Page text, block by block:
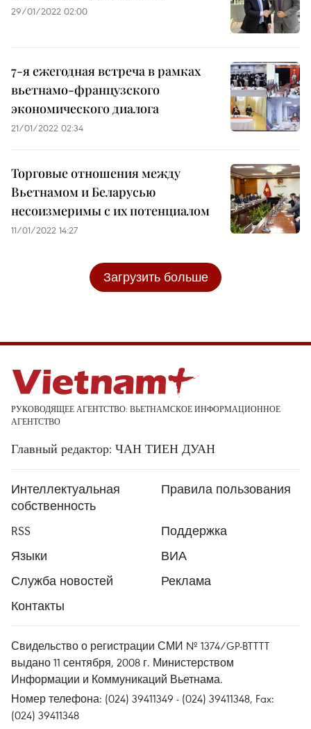
29/01/2022 02:00
7-я ежегодная встреча в рамках
вьетнамо-французского
экономического диалога
21/01/2022 02:34
Торговые отношения между
Вьетнамом и Беларусью
несоизмеримы с их потенциалом
11/01/2022 14:27
Загрузить больше
РУКОВОДЯЩЕЕ АГЕНТСТВО: ВЬЕТНАМСКОЕ ИНФОРМАЦИОННОЕ
АГЕНТСТВО
Главный редактор: ЧАН ТИЕН ДУАН
Интеллектуальная
собственность
Правила пользования
RSS
Поддержка
Языки
ВИА
Служба новостей
Реклама
Контакты
Свидельство о регистрации СМИ № 1374/GP-BTTTT
выдано 11 сентября, 2008 г. Министерством
Информации и Коммуникаций Вьетнама.
Номер телефона: (024) 39411349 - (024) 39411348, Fax:
(024) 39411348